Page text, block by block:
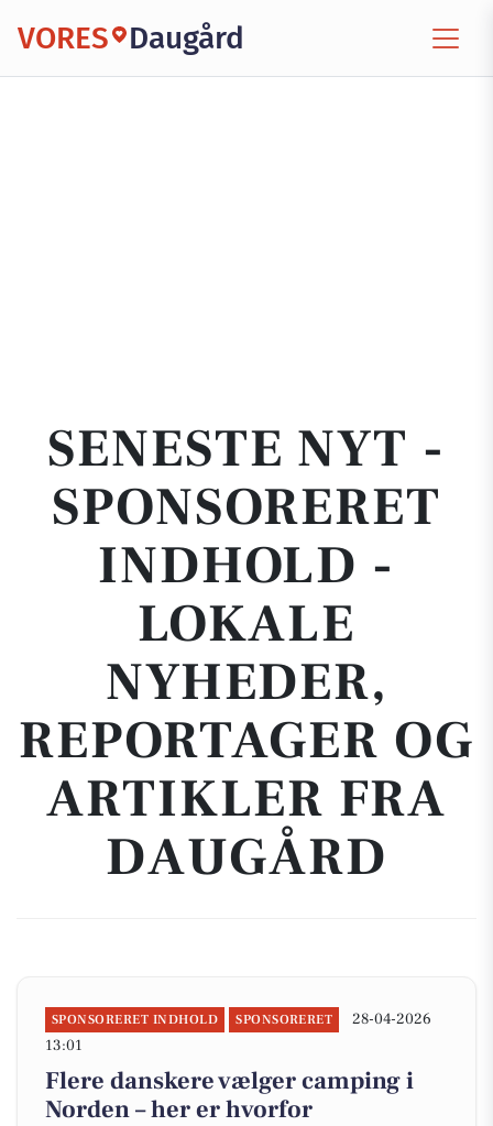
VORES Daugård
SENESTE NYT -
SPONSORERET
INDHOLD -
LOKALE
NYHEDER,
REPORTAGER OG
ARTIKLER FRA
DAUGÅRD
SPONSORERET INDHOLD SPONSORERET
28-04-2026
13:01
Flere danskere vælger camping i
Norden – her er hvorfor